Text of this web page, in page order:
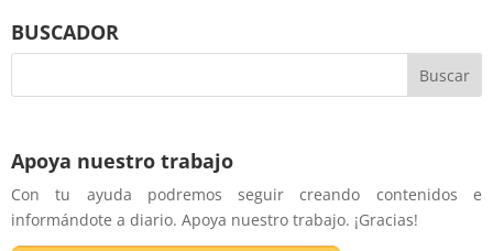
BUSCADOR
Apoya nuestro trabajo
Con tu ayuda podremos seguir creando contenidos e
informándote a diario. Apoya nuestro trabajo. ¡Gracias!